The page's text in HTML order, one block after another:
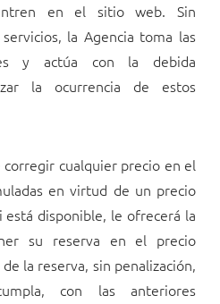
en el sitio web. Sin
la Agencia toma las
y actúa con la debida
la ocurrencia de estos
cualquier precio en el
en virtud de un precio
está disponible, le ofrecerá la
su reserva en el precio
la reserva, sin penalización,
con las anteriores